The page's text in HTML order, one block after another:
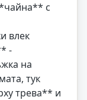
с
влек
-
на
тук
трева** и